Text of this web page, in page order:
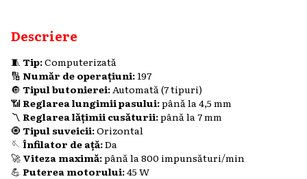
Descriere
🧵Tip:Computerizată
🔢 Număr de operațiuni: 197
🔘 Tipul butonierei:Automată (7 tipuri)
📶 Reglarea lungimii pasului:până la 4,5 mm
〽️ Reglarea lățimii cusăturii:până la 7 mm
🧿Tipul suveicii:Orizontal
🪡 Înfilator de ață:Da
🚀 Viteza maximă:până la 800 impunsături/min
💪 Puterea motorului:45 W